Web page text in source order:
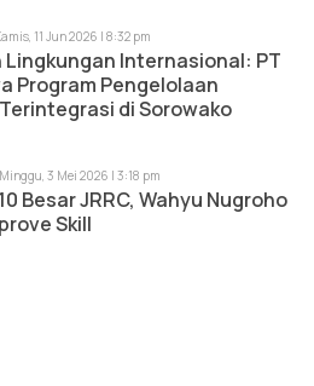
11 Jun 2026 | 8:32 pm
Lingkungan Internasional: PT
Program Pengelolaan
di Sorowako
Minggu, 3 Mei 2026 | 3:18 pm
Besar JRRC, Wahyu Nugroho
Skill